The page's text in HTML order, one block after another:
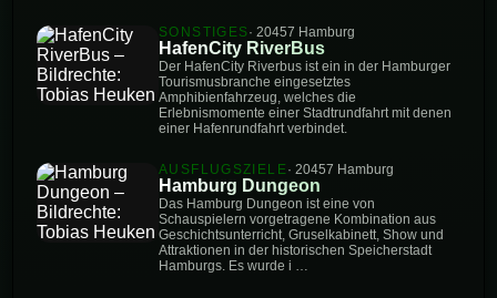
SONSTIGES· 20457 Hamburg
HafenCity RiverBus
Der HafenCity Riverbus ist ein in der Hamburger
Tourismusbranche eingesetztes
Amphibienfahrzeug, welches die
Erlebnismomente einer Stadtrundfahrt mit denen
einer Hafenrundfahrt verbindet.
AUSFLUGSZIELE · 20457 Hamburg
Hamburg Dungeon
Das Hamburg Dungeon ist eine von
Schauspielern vorgetragene Kombination aus
Geschichtsunterricht, Gruselkabinett, Show und
Attraktionen in der historischen Speicherstadt
Hamburgs. Es wurde i …